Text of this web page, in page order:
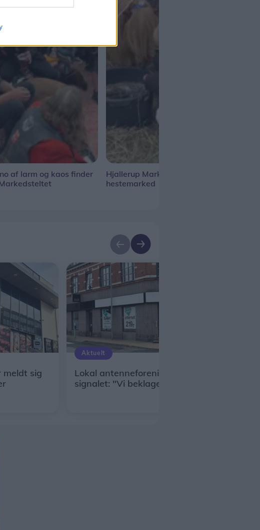
af larm og kaos finder
Hjallerup Marked er stadig et
hestemarked
meldt sig
Aktuelt
Lokal antenneforening lukker for
signalet: "Vi beklager meget"